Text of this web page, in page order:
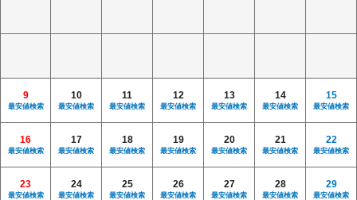
9
最安値検索
10
最安値検索
11
最安値検索
12
最安値検索
13
最安値検索
14
最安値検索
15
最安値検索
16
最安値検索
17
最安値検索
18
最安値検索
19
最安値検索
20
最安値検索
21
最安値検索
22
最安値検索
23
最安値検索
24
最安値検索
25
最安値検索
26
最安値検索
27
最安値検索
28
最安値検索
29
最安値検索